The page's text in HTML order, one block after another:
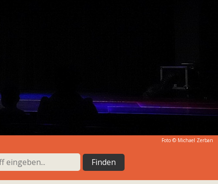
Foto © Michael Zerban